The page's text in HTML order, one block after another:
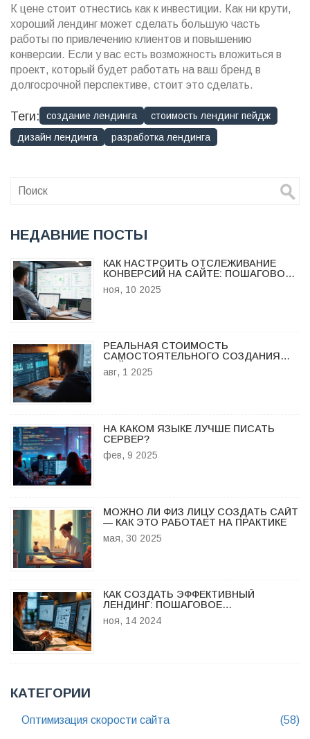
К цене стоит отнестись как к инвестиции. Как ни крути,
хороший лендинг может сделать большую часть
работы по привлечению клиентов и повышению
конверсии. Если у вас есть возможность вложиться в
проект, который будет работать на ваш бренд в
долгосрочной перспективе, стоит это сделать.
Теги: создание лендинга
стоимость лендинг пейдж
дизайн лендинга
разработка лендинга
НЕДАВНИЕ ПОСТЫ
КАК НАСТРОИТЬ ОТСЛЕЖИВАНИЕ
КОНВЕРСИЙ НА САЙТЕ: ПОШАГОВОЕ
РУКОВОДСТВО ДЛЯ БИЗНЕСА
ноя, 10 2025
РЕАЛЬНАЯ СТОИМОСТЬ
САМОСТОЯТЕЛЬНОГО СОЗДАНИЯ
САЙТА: ОБЗОР ЦЕН, ШАГОВ И
ПОДВОДНЫХ КАМНЕЙ
авг, 1 2025
НА КАКОМ ЯЗЫКЕ ЛУЧШЕ ПИСАТЬ
СЕРВЕР?
фев, 9 2025
МОЖНО ЛИ ФИЗ ЛИЦУ СОЗДАТЬ САЙТ
— КАК ЭТО РАБОТАЕТ НА ПРАКТИКЕ
мая, 30 2025
КАК СОЗДАТЬ ЭФФЕКТИВНЫЙ
ЛЕНДИНГ: ПОШАГОВОЕ
РУКОВОДСТВО
ноя, 14 2024
КАТЕГОРИИ
Оптимизация скорости сайта (58)